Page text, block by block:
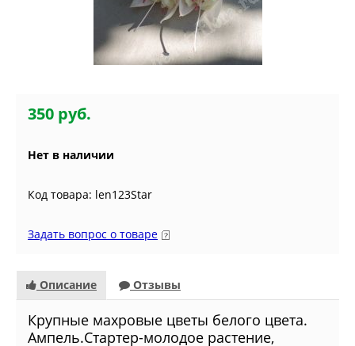
350 руб.
Нет в наличии
Код товара: len123Star
Задать вопрос о товаре
Описание Отзывы
Крупные махровые цветы белого цвета.
Ампель.Стартер-молодое растение,